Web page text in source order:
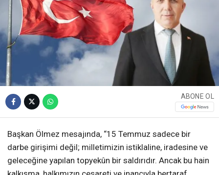
ABONE OL
Başkan Ölmez mesajında, “15 Temmuz sadece bir
darbe girişimi değil; milletimizin istiklaline, iradesine ve
geleceğine yapılan topyekûn bir saldırıdır. Ancak bu hain